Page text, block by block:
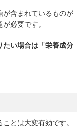
が含まれているものが
必要です。
たい場合は「栄養成分
とは大変有効です。